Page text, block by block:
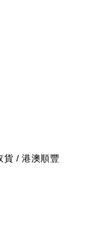
貨 / 港澳順豐